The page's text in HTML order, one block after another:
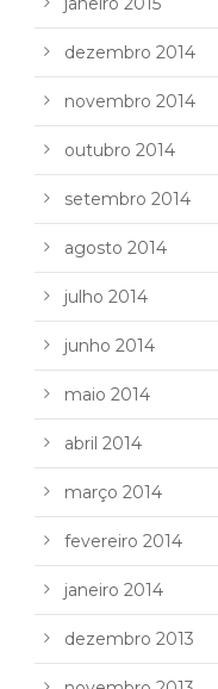
dezembro 2014
novembro 2014
outubro 2014
setembro 2014
agosto 2014
julho 2014
junho 2014
maio 2014
abril 2014
março 2014
fevereiro 2014
janeiro 2014
dezembro 2013